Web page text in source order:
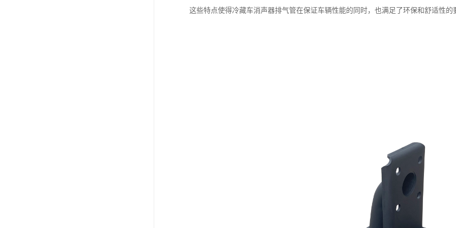
这些特点使得冷藏车消声器排气管在保证车辆性能的同时，也满足了环保和舒适性的